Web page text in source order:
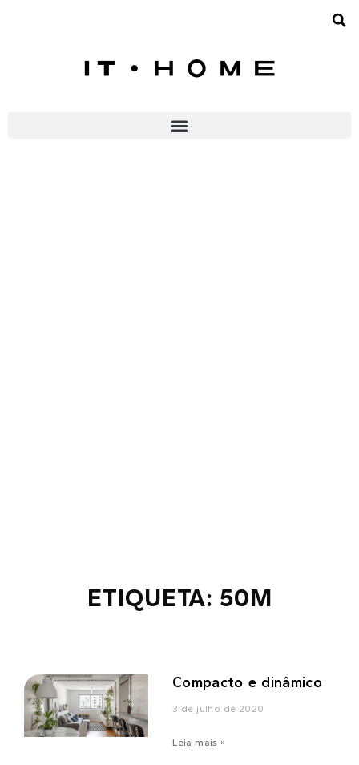
ETIQUETA: 50M
Compacto e dinâmico
3 de julho de 2020
Leia mais »